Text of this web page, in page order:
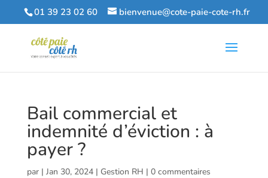
01 39 23 02 60 bienvenue@cote-paie-cote-rh.fr
Bail commercial et
indemnité d’éviction : à
payer ?
par | Jan 30, 2024| Gestion RH | 0 commentaires